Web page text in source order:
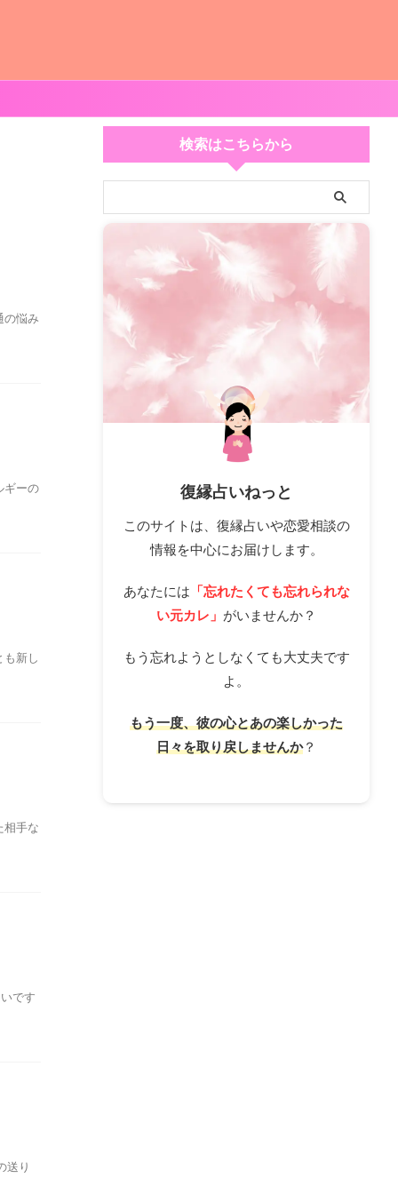
の悩み
ギーの
も新し
相手な
です
送り
検索はこちらから
復縁占いねっと
このサイトは、復縁占いや恋愛相談の
情報を中心にお届けします。
あなたには 「忘れたくても忘れられな
い元カレ」 がいませんか？
もう忘れようとしなくても大丈夫です
よ。
もう一度、彼の心とあの楽しかった
日々を取り戻しませんか？